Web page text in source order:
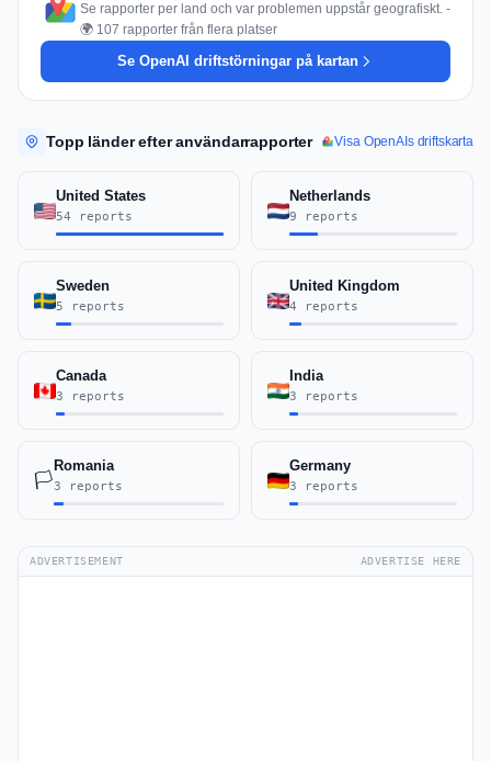
Se rapporter per land och var problemen uppstår geografiskt. -
🌍 107 rapporter från flera platser
Se OpenAI driftstörningar på kartan
Topp länder efter användarrapporter Visa OpenAIs driftskarta
United States
54 reports
Netherlands
9 reports
Sweden
5 reports
United Kingdom
4 reports
Canada
3 reports
India
3 reports
🏳️
Romania
3 reports
Germany
3 reports
ADVERTISEMENT ADVERTISE HERE